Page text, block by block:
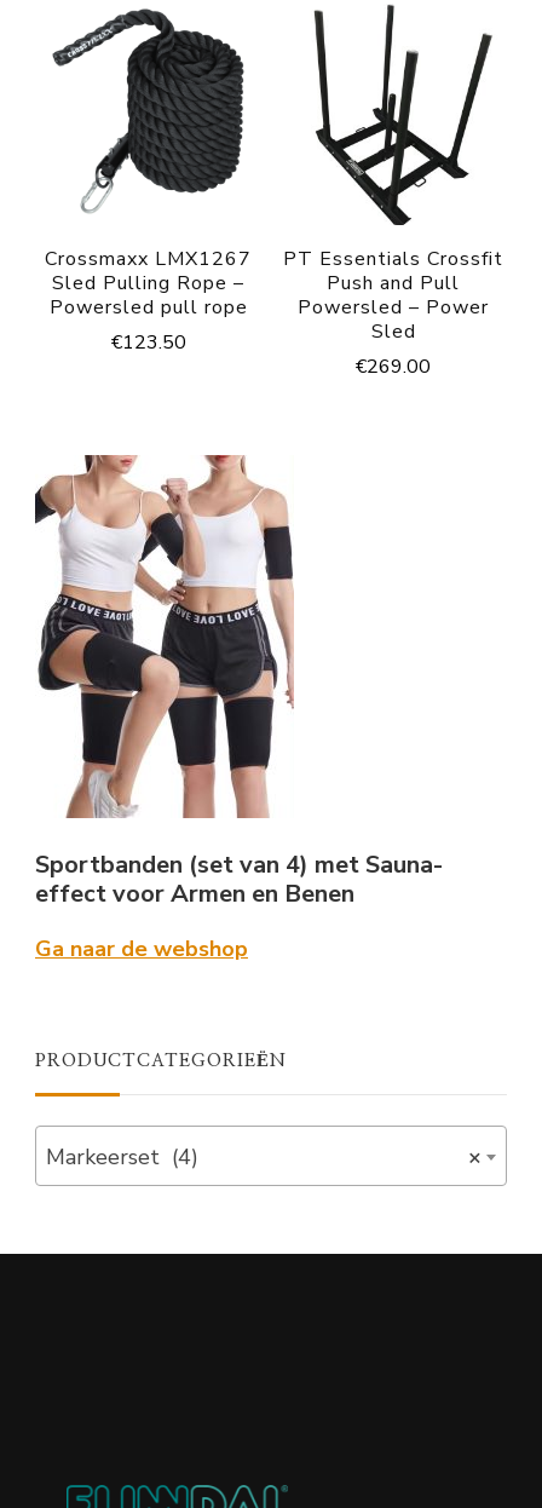
Crossmaxx LMX1267
Sled Pulling Rope –
Powersled pull rope
€123.50
PT Essentials Crossfit
Push and Pull
Powersled – Power
Sled
€269.00
Sportbanden (set van 4) met Sauna-
effect voor Armen en Benen
Ga naar de webshop
PRODUCTCATEGORIEËN
×
Markeerset (4)